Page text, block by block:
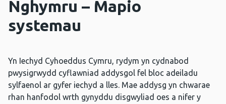
Nghymru – Mapio
systemau
Yn Iechyd Cyhoeddus Cymru, rydym yn cydnabod
pwysigrwydd cyflawniad addysgol fel bloc adeiladu
sylfaenol ar gyfer iechyd a lles. Mae addysg yn chwarae
rhan hanfodol wrth gynyddu disgwyliad oes a nifer y